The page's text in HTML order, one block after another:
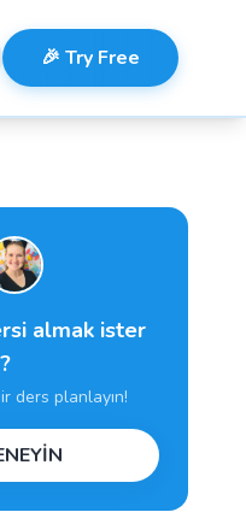
🎉 Try Free
almak ister
ders planlayın!